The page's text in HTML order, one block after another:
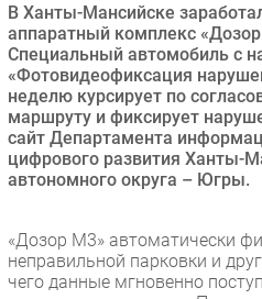
Маркетинг
Торговые сети
Оборудование
ПО
Outsourcing
Кадры
Финансы
Web
В Ханты-Мансийске
аппаратный комплекс
Специальный автомобиль с
«Фотовидеофиксация
неделю курсирует по
маршруту и фиксирует
сайт Департамента
цифрового развития Ханты-
автономного округа – Югры.
«Дозор М3» автоматически
неправильной парковки и
чего данные мгновенно